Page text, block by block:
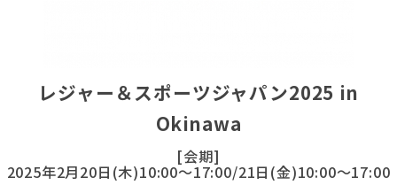
レジャー＆スポーツジャパン2025 in
Okinawa
[会期]
2025年2月20日(木)10:00～17:00/21日(金)10:00～17:00